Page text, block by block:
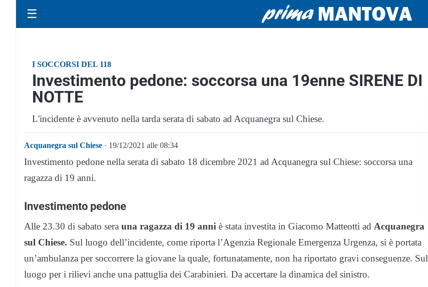
☰
I SOCCORSI DEL 118
Investimento pedone: soccorsa una 19enne SIRENE DI
NOTTE
L'incidente è avvenuto nella tarda serata di sabato ad Acquanegra sul Chiese.
Acquanegra sul Chiese · 19/12/2021 alle 08:34
Investimento pedone nella serata di sabato 18 dicembre 2021 ad Acquanegra sul Chiese: soccorsa una
ragazza di 19 anni.
Investimento pedone
Alle 23.30 di sabato sera una ragazza di 19 anni è stata investita in Giacomo Matteotti ad Acquanegra
sul Chiese. Sul luogo dell’incidente, come riporta l’Agenzia Regionale Emergenza Urgenza, si è portata
un’ambulanza per soccorrere la giovane la quale, fortunatamente, non ha riportato gravi conseguenze. Sul
luogo per i rilievi anche una pattuglia dei Carabinieri. Da accertare la dinamica del sinistro.